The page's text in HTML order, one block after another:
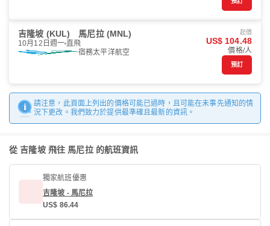
吉隆坡 (KUL) 馬尼拉 (MNL)
10月12日週一 直飛
宿務太平洋航空
起價
US$ 104.48
價格/人
預訂
請注意，此頁面上列出的價格可能已過時，且可能在未事先通知的情
況下更改。我們致力於提供最準確且最新的資訊。
從 吉隆坡 飛往 馬尼拉 的航班資訊
獨家航班優惠
吉隆坡 - 馬尼拉
US$ 86.44